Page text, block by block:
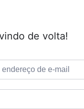
de volta!